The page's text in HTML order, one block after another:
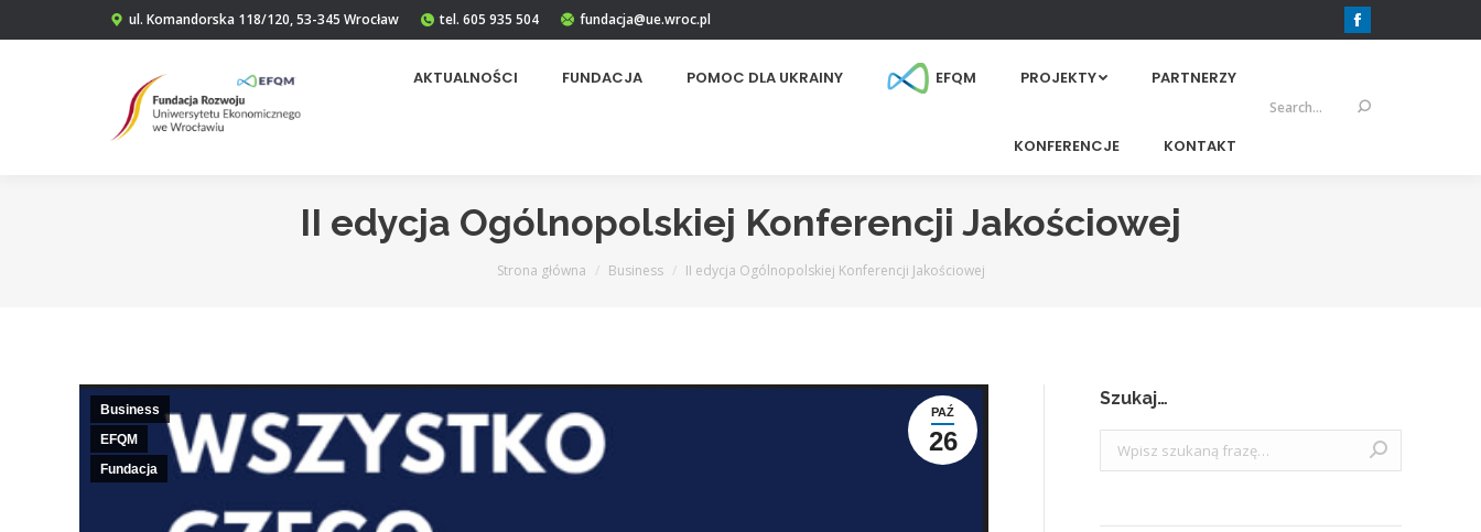
ul. Komandorska 118/120, 53-345 Wrocław tel. 605 935 504 fundacja@ue.wroc.pl
Facebook
AKTUALNOŚCI FUNDACJA POMOC DLA UKRAINY EFQM PROJEKTY PARTNERZY
KONFERENCJE KONTAKT
Szukaj:
II edycja Ogólnopolskiej Konferencji Jakościowej
Jesteś tutaj:
Strona główna Business II edycja Ogólnopolskiej Konferencji Jakościowej
PAŹ
26
Business
EFQM
Fundacja
Szukaj…
Szukaj: